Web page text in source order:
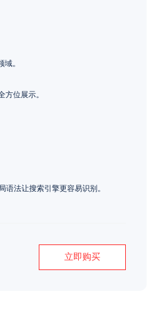
域。
方位展示。
语法让搜索引擎更容易识别。
立即购买